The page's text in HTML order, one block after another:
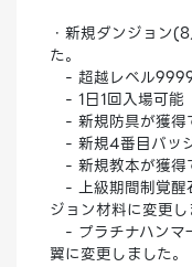
・新規ダンジョン
た。
- 超越レベル
- 1日1回入場可能
- 新規防具が獲得
- 新規4番目バッ
- 新規教本が獲得
- 上級期間制覚醒
ジョン材料に変更し
- プラチナハンマ
翼に変更しました。